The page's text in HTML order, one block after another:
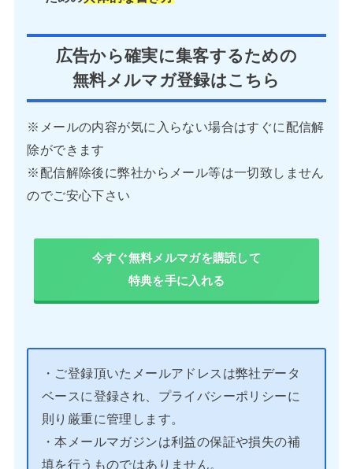
広告から確実に集客するための
無料メルマガ登録はこちら
※メールの内容が気に入らない場合はすぐに配信解
除ができます
※配信解除後に弊社からメール等は一切致しません
のでご安心下さい
今すぐ無料メルマガを購読して
特典を手に入れる
・ご登録頂いたメールアドレスは弊社データ
ベースに登録され、プライバシーポリシーに
則り厳重に管理します。
・本メールマガジンは利益の保証や損失の補
填を行うものではありません。